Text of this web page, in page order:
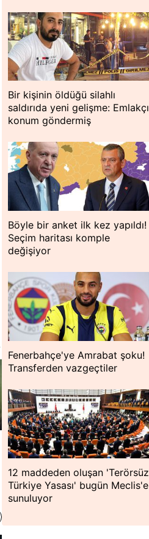
Bir kişinin öldüğü silahlı
saldırıda yeni gelişme: Emlakçı
konum göndermiş
Böyle bir anket ilk kez yapıldı!
Seçim haritası komple
değişiyor
Fenerbahçe'ye Amrabat şoku!
Transferden vazgeçtiler
12 maddeden oluşan 'Terörsüz
Türkiye Yasası' bugün Meclis'e
sunuluyor